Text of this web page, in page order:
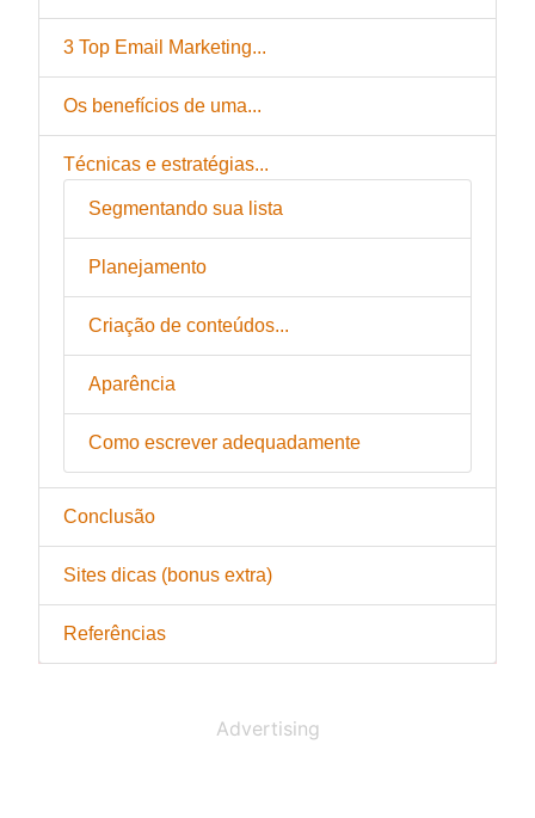
3 Top Email Marketing...
Os benefícios de uma...
Técnicas e estratégias...
Segmentando sua lista
Planejamento
Criação de conteúdos...
Aparência
Como escrever adequadamente
Conclusão
Sites dicas (bonus extra)
Referências
Advertising